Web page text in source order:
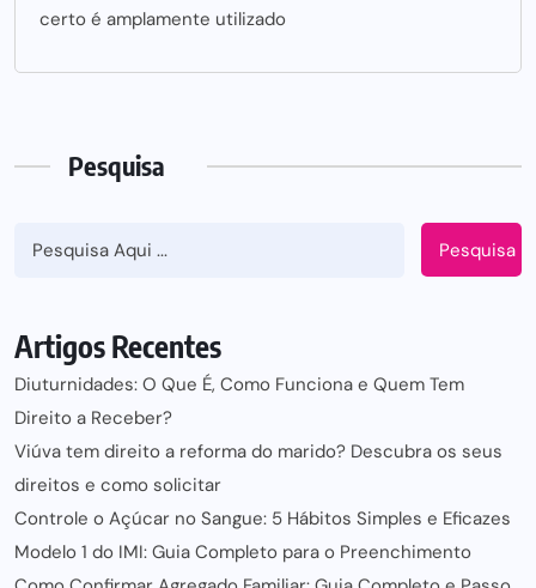
certo é amplamente utilizado
Pesquisa
Pesquisa
Artigos Recentes
Diuturnidades: O Que É, Como Funciona e Quem Tem
Direito a Receber?
Viúva tem direito a reforma do marido? Descubra os seus
direitos e como solicitar
Controle o Açúcar no Sangue: 5 Hábitos Simples e Eficazes
Modelo 1 do IMI: Guia Completo para o Preenchimento